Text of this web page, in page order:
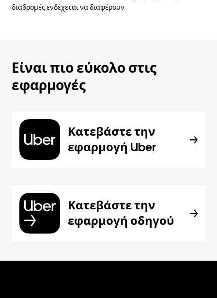
διαδρομές ενδέχεται να διαφέρουν.
Είναι πιο εύκολο στις
εφαρμογές
Κατεβάστε την
εφαρμογή Uber
Κατεβάστε την
εφαρμογή οδηγού